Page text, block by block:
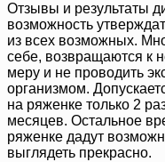
Отзывы и результаты
возможность
из всех возможных.
себе, возвращаются к
меру и не проводить
организмом.
на ряженке только 2
месяцев. Остальное
ряженке дадут
выглядеть прекрасно.